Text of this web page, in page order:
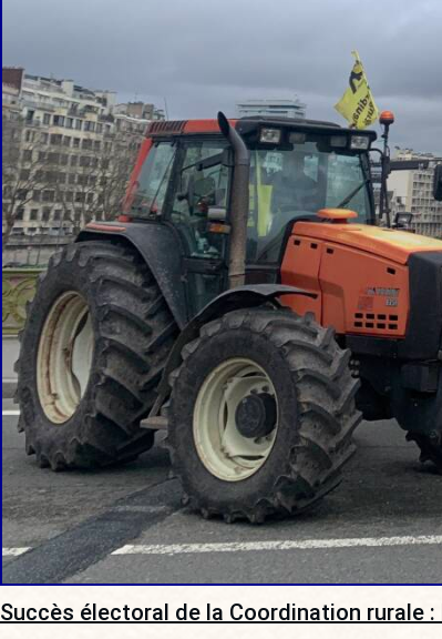
Succès électoral de la Coordination rurale